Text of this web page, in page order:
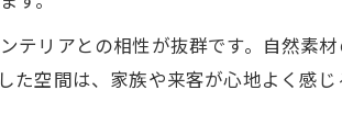
書道アート選びで失敗しないための基準
テリアとの相性が抜群です。自然素
た空間は、家族や来客が心地よく感